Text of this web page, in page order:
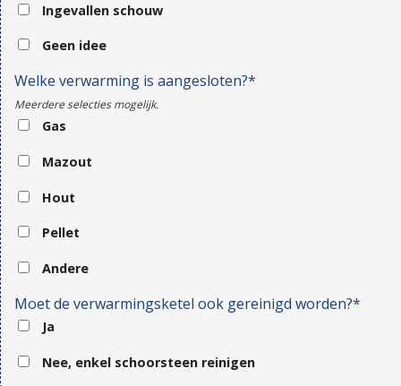
Ingevallen schouw
Geen idee
Welke verwarming is aangesloten?*
Meerdere selecties mogelijk.
Gas
Mazout
Hout
Pellet
Andere
Moet de verwarmingsketel ook gereinigd worden?*
Ja
Nee, enkel schoorsteen reinigen